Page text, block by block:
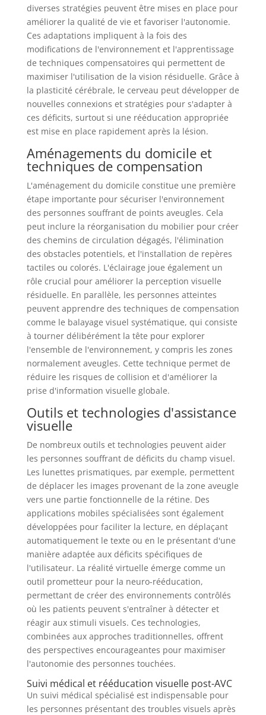
diverses stratégies peuvent être mises en place pour
améliorer la qualité de vie et favoriser l'autonomie.
Ces adaptations impliquent à la fois des
modifications de l'environnement et l'apprentissage
de techniques compensatoires qui permettent de
maximiser l'utilisation de la vision résiduelle. Grâce à
la plasticité cérébrale, le cerveau peut développer de
nouvelles connexions et stratégies pour s'adapter à
ces déficits, surtout si une rééducation appropriée
est mise en place rapidement après la lésion.
Aménagements du domicile et
techniques de compensation
L'aménagement du domicile constitue une première
étape importante pour sécuriser l'environnement
des personnes souffrant de points aveugles. Cela
peut inclure la réorganisation du mobilier pour créer
des chemins de circulation dégagés, l'élimination
des obstacles potentiels, et l'installation de repères
tactiles ou colorés. L'éclairage joue également un
rôle crucial pour améliorer la perception visuelle
résiduelle. En parallèle, les personnes atteintes
peuvent apprendre des techniques de compensation
comme le balayage visuel systématique, qui consiste
à tourner délibérément la tête pour explorer
l'ensemble de l'environnement, y compris les zones
normalement aveugles. Cette technique permet de
réduire les risques de collision et d'améliorer la
prise d'information visuelle globale.
Outils et technologies d'assistance
visuelle
De nombreux outils et technologies peuvent aider
les personnes souffrant de déficits du champ visuel.
Les lunettes prismatiques, par exemple, permettent
de déplacer les images provenant de la zone aveugle
vers une partie fonctionnelle de la rétine. Des
applications mobiles spécialisées sont également
développées pour faciliter la lecture, en déplaçant
automatiquement le texte ou en le présentant d'une
manière adaptée aux déficits spécifiques de
l'utilisateur. La réalité virtuelle émerge comme un
outil prometteur pour la neuro-rééducation,
permettant de créer des environnements contrôlés
où les patients peuvent s'entraîner à détecter et
réagir aux stimuli visuels. Ces technologies,
combinées aux approches traditionnelles, offrent
des perspectives encourageantes pour maximiser
l'autonomie des personnes touchées.
Suivi médical et rééducation visuelle post-AVC
Un suivi médical spécialisé est indispensable pour
les personnes présentant des troubles visuels après